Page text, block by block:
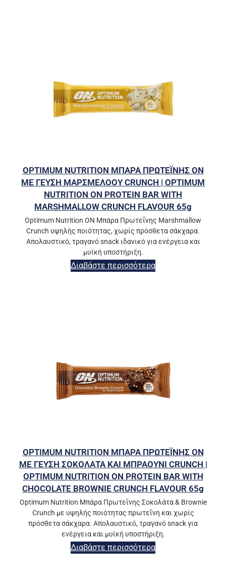
OPTIMUM NUTRITION ΜΠΑΡΑ ΠΡΩΤΕΪΝΗΣ ΟΝ
ΜΕ ΓΕΥΣΗ ΜΑΡΣΜΕΛΟΟΥ CRUNCH | OPTIMUM
NUTRITION ON PROTEIN BAR WITH
MARSHMALLOW CRUNCH FLAVOUR 65g
Optimum Nutrition ON Μπάρα Πρωτεΐνης Marshmallow
Crunch υψηλής ποιότητας, χωρίς πρόσθετα σάκχαρα.
Απολαυστικό, τραγανό snack ιδανικό για ενέργεια και
μυϊκή υποστήριξη.
Διαβάστε περισσότερα
OPTIMUM NUTRITION ΜΠΑΡΑ ΠΡΩΤΕΪΝΗΣ ΟΝ
ΜΕ ΓΕΥΣΗ ΣΟΚΟΛΑΤΑ ΚΑΙ ΜΠΡΑΟΥΝΙ CRUNCH |
OPTIMUM NUTRITION ON PROTEIN BAR WITH
CHOCOLATE BROWNIE CRUNCH FLAVOUR 65g
Optimum Nutrition Μπάρα Πρωτεΐνης Σοκολάτα & Brownie
Crunch με υψηλής ποιότητας πρωτεΐνη και χωρίς
πρόσθετα σάκχαρα. Απολαυστικό, τραγανό snack για
ενέργεια και μυϊκή υποστήριξη.
Διαβάστε περισσότερα